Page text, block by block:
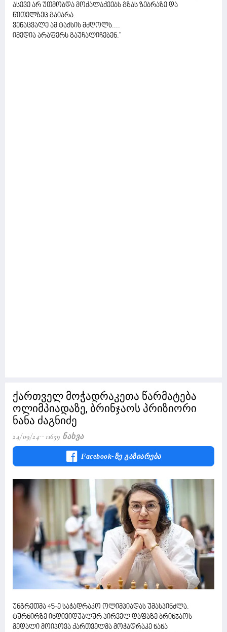
ასევე არ უთმობდა მოქალაქეებს გზას ზებრაზე და
წითელზეც გაიარა.
ვენაცვალე ამ ტაქსის მძღოლს....
იმედია არაფერს გაუჩალიჩებენ."
ქართველ მოჭადრაკეთა წარმატება
ოლიმპიადაზე, ბრინჯაოს პრიზიორი
ნანა ძაგნიძე
24/09/24 11659 Ნახვა
Facebook-Ზე Გაზიარება
უნგრეთმა 45-ე საჭადრაკო ოლიმპიადას უმასპინძლა.
ტურნირზე ინდივიდუალურ პირველ დაფაზე ბრინჯაოს
მედალი მოიპოვა ქართველმა მოჭადრაკე ნანა